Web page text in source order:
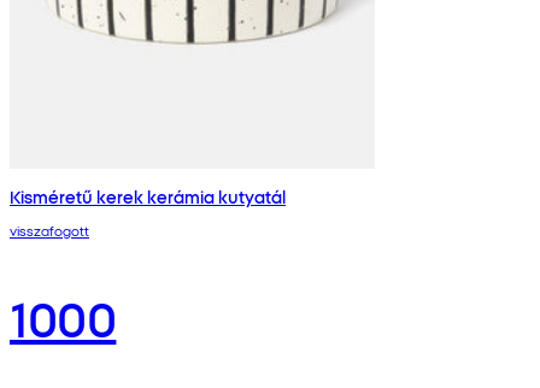
Kisméretű kerek kerámia kutyatál
visszafogott
1000